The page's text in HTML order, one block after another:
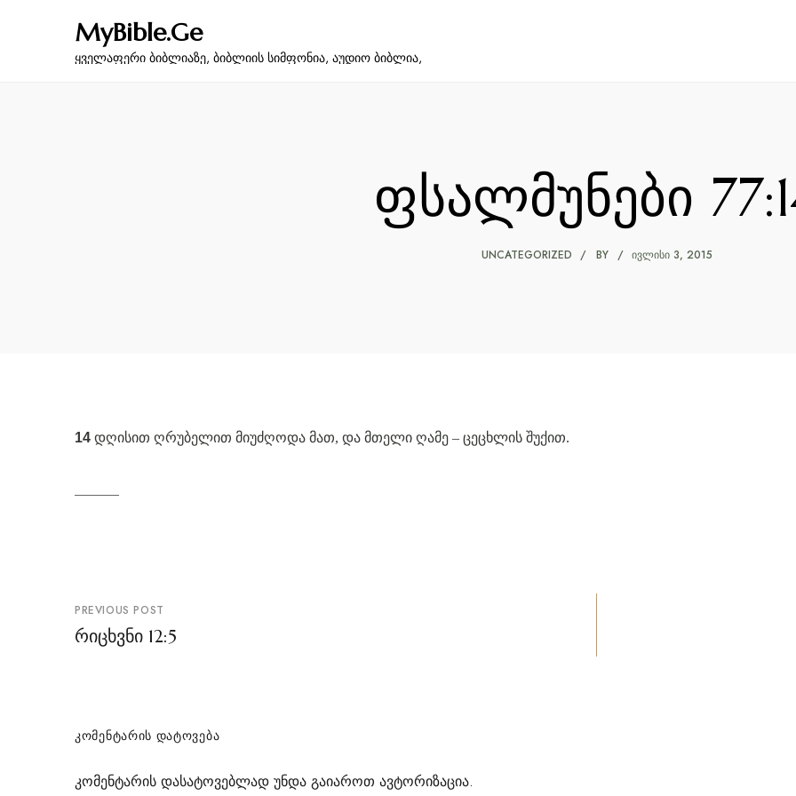
MyBible.Ge
ყველაფერი ბიბლიაზე, ბიბლიის სიმფონია, აუდიო ბიბლია,
ფსალმუნები
UNCATEGORIZED BY ᲘᲕᲚᲘᲡᲘ 3, 2015
14 დღისით ღრუბელით მიუძღოდა მათ, და მთელი ღამე – ცეცხლის შუქით.
პოსტის
ნავიგაცია
PREVIOUS POST
რიცხვნი 12:5
ᲙᲝᲛᲔᲜᲢᲐᲠᲘᲡ ᲓᲐᲢᲝᲕᲔᲑᲐ
კომენტარის დასატოვებლად უნდა გაიაროთ ავტორიზაცია.